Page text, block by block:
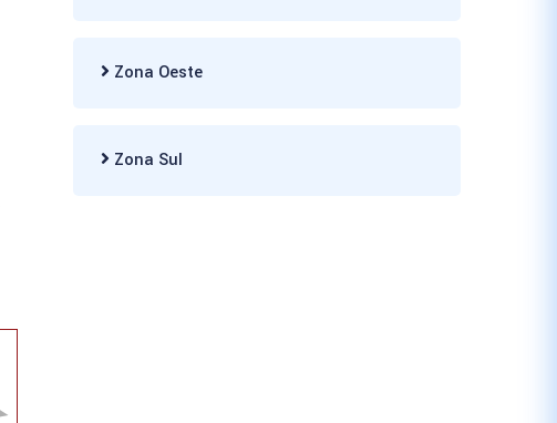
Zona Oeste
Zona Sul